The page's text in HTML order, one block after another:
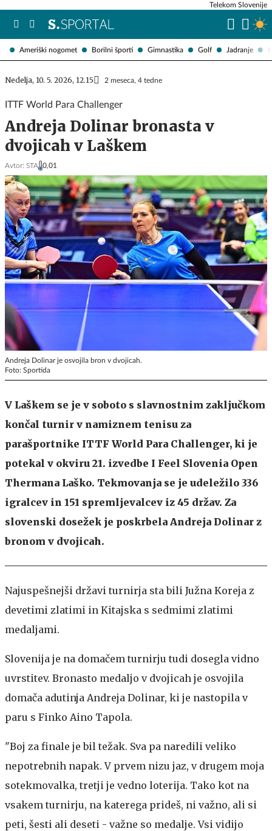
Ameriški nogomet Borilni športi Gimnastika Golf Jadranje
Telekom Slovenije
Nedelja, 10. 5. 2026, 12.15 2 meseca, 4 tedne
ITTF World Para Challenger
Andreja Dolinar bronasta v
dvojicah v Laškem
Avtor: STA 0,01
Andreja Dolinar je osvojila bron v dvojicah.
Foto: Sportida
V Laškem se je v soboto s slavnostnim zaključkom
končal turnir v namiznem tenisu za
parašportnike ITTF World Para Challenger, ki je
potekal v okviru 21. izvedbe I Feel Slovenia Open
Thermana Laško. Tekmovanja se je udeležilo 336
igralcev in 151 spremljevalcev iz 45 držav. Za
slovenski dosežek je poskrbela Andreja Dolinar z
bronom v dvojicah.
Najuspešnejši državi turnirja sta bili Južna Koreja z
devetimi zlatimi in Kitajska s sedmimi zlatimi
medaljami.
Slovenija je na domačem turnirju tudi dosegla vidno
uvrstitev. Bronasto medaljo v dvojicah je osvojila
domača adutinja Andreja Dolinar, ki je nastopila v
paru s Finko Aino Tapola.
"Boj za finale je bil težak. Sva pa naredili veliko
nepotrebnih napak. V prvem nizu jaz, v drugem moja
sotekmovalka, tretji je vedno loterija. Tako kot na
vsakem turnirju, na katerega prideš, ni važno, ali si
peti, šesti ali deseti - važne so medalje. Vsi vidijo